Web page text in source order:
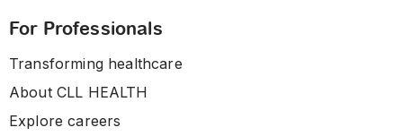
For Professionals
Transforming healthcare
About CLL HEALTH
Explore careers